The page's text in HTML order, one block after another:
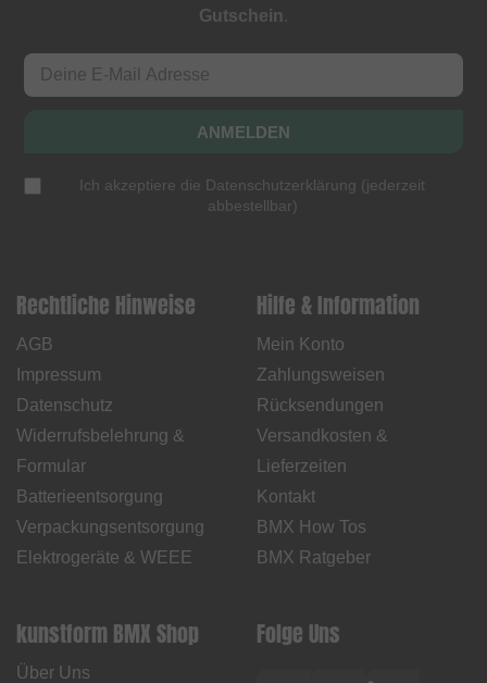
Gutschein.
ANMELDEN
Ich akzeptiere die Datenschutzerklärung (jederzeit
abbestellbar)
Rechtliche Hinweise
AGB
Impressum
Datenschutz
Widerrufsbelehrung &
Formular
Batterieentsorgung
Verpackungsentsorgung
Elektrogeräte & WEEE
Hilfe & Information
Mein Konto
Zahlungsweisen
Rücksendungen
Versandkosten &
Lieferzeiten
Kontakt
BMX How Tos
BMX Ratgeber
kunstform BMX Shop
Über Uns
Folge Uns